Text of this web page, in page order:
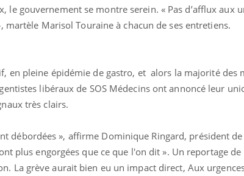
le gouvernement se montre serein. « Pas d’afflux aux
martèle Marisol Touraine à chacun de ses entretiens.
en pleine épidémie de gastro, et alors la majorité des
libéraux de SOS Médecins ont annoncé leur
très clairs.
débordées », affirme Dominique Ringard, président de
plus engorgées que ce que l'on dit ». Un reportage de
La grève aurait bien eu un impact direct, Aux
Chikungunya, dengue,
West Nile : que se passe-
t-il dans le sud de la
protègent-ils aussi les os